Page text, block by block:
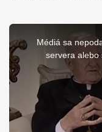
This
modal
window.
Médiá sa
servera alebo